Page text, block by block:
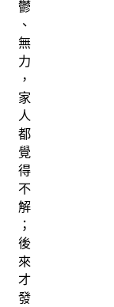
鬱
、
無
力
，
家
人
都
覺
得
不
解
；
後
來
才
發